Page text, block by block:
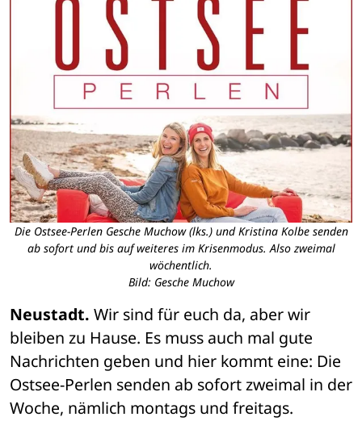
Die Ostsee-Perlen Gesche Muchow (lks.) und Kristina Kolbe senden
ab sofort und bis auf weiteres im Krisenmodus. Also zweimal
wöchentlich.
Bild: Gesche Muchow
Neustadt. Wir sind für euch da, aber wir
bleiben zu Hause. Es muss auch mal gute
Nachrichten geben und hier kommt eine: Die
Ostsee-Perlen senden ab sofort zweimal in der
Woche, nämlich montags und freitags.